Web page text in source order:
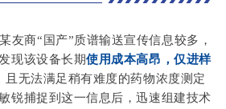
友商“国产”质谱输送宣传信息较多，
现该设备长期使用成本高昂，仅进样
且无法满足稍有难度的药物浓度测定
锐捕捉到这一信息后，迅速组建技术